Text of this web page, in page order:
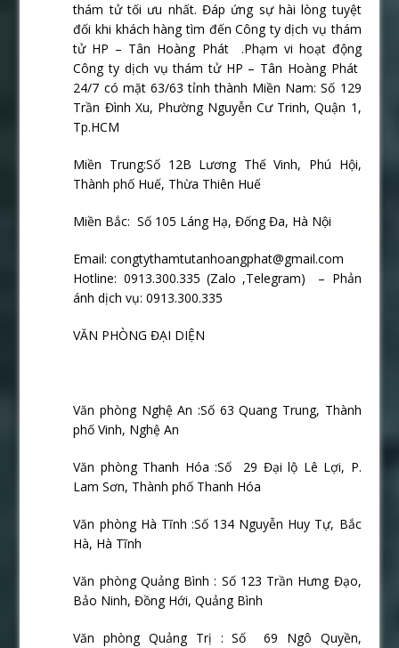
thám tử tối ưu nhất. Đáp ứng sự hài lòng tuyệt
đối khi khách hàng tìm đến Công ty dịch vụ thám
tử HP – Tân Hoàng Phát .Phạm vi hoạt động
Công ty dịch vụ thám tử HP – Tân Hoàng Phát
24/7 có mặt 63/63 tỉnh thành Miền Nam: Số 129
Trần Đình Xu, Phường Nguyễn Cư Trinh, Quận 1,
Tp.HCM
Miền Trung:Số 12B Lương Thế Vinh, Phú Hội,
Thành phố Huế, Thừa Thiên Huế
Miền Bắc: Số 105 Láng Hạ, Đống Đa, Hà Nội
Email: congtythamtutanhoangphat@gmail.com
Hotline: 0913.300.335 (Zalo ,Telegram) – Phản
ánh dịch vụ: 0913.300.335
VĂN PHÒNG ĐẠI DIỆN
Văn phòng Nghệ An :Số 63 Quang Trung, Thành
phố Vinh, Nghệ An
Văn phòng Thanh Hóa :Số
29 Đại lộ Lê Lợi, P.
Lam Sơn, Thành phố Thanh Hóa
Văn phòng Hà Tĩnh :Số 134 Nguyễn Huy Tự, Bắc
Hà, Hà Tĩnh
Văn phòng Quảng Bình : Số 123 Trần Hưng Đạo,
Bảo Ninh, Đồng Hới, Quảng Bình
Văn phòng Quảng Trị : Số
69 Ngô Quyền,